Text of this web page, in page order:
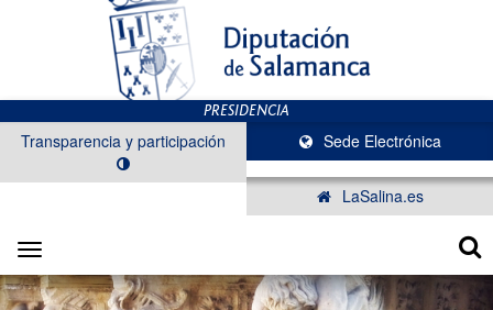
Sede Electrónica
Transparencia y participación
LaSalina.es
Toggle
navigation